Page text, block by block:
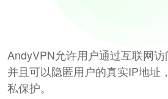
AndyVPN允许用户通过互联网访
并且可以隐匿用户的真实IP地址
私保护。